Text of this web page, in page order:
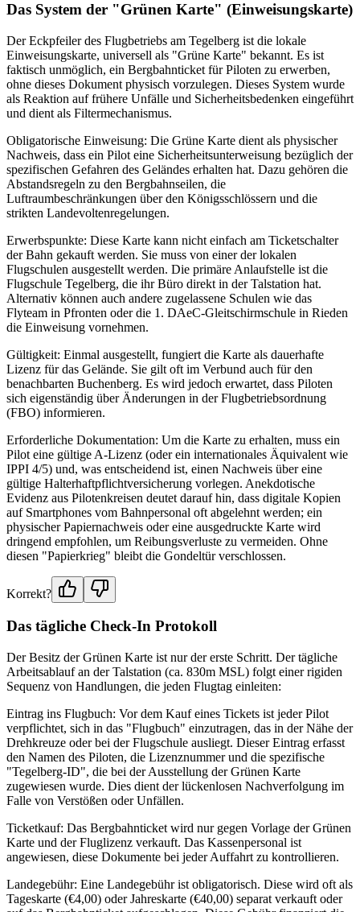
Das System der "Grünen Karte" (Einweisungskarte)
Der Eckpfeiler des Flugbetriebs am Tegelberg ist die lokale
Einweisungskarte, universell als "Grüne Karte" bekannt. Es ist
faktisch unmöglich, ein Bergbahnticket für Piloten zu erwerben,
ohne dieses Dokument physisch vorzulegen. Dieses System wurde
als Reaktion auf frühere Unfälle und Sicherheitsbedenken eingeführt
und dient als Filtermechanismus.
Obligatorische Einweisung: Die Grüne Karte dient als physischer
Nachweis, dass ein Pilot eine Sicherheitsunterweisung bezüglich der
spezifischen Gefahren des Geländes erhalten hat. Dazu gehören die
Abstandsregeln zu den Bergbahnseilen, die
Luftraumbeschränkungen über den Königsschlössern und die
strikten Landevoltenregelungen.
Erwerbspunkte: Diese Karte kann nicht einfach am Ticketschalter
der Bahn gekauft werden. Sie muss von einer der lokalen
Flugschulen ausgestellt werden. Die primäre Anlaufstelle ist die
Flugschule Tegelberg, die ihr Büro direkt in der Talstation hat.
Alternativ können auch andere zugelassene Schulen wie das
Flyteam in Pfronten oder die 1. DAeC-Gleitschirmschule in Rieden
die Einweisung vornehmen.
Gültigkeit: Einmal ausgestellt, fungiert die Karte als dauerhafte
Lizenz für das Gelände. Sie gilt oft im Verbund auch für den
benachbarten Buchenberg. Es wird jedoch erwartet, dass Piloten
sich eigenständig über Änderungen in der Flugbetriebsordnung
(FBO) informieren.
Erforderliche Dokumentation: Um die Karte zu erhalten, muss ein
Pilot eine gültige A-Lizenz (oder ein internationales Äquivalent wie
IPPI 4/5) und, was entscheidend ist, einen Nachweis über eine
gültige Halterhaftpflichtversicherung vorlegen. Anekdotische
Evidenz aus Pilotenkreisen deutet darauf hin, dass digitale Kopien
auf Smartphones vom Bahnpersonal oft abgelehnt werden; ein
physischer Papiernachweis oder eine ausgedruckte Karte wird
dringend empfohlen, um Reibungsverluste zu vermeiden. Ohne
diesen "Papierkrieg" bleibt die Gondeltür verschlossen.
Korrekt?
Das tägliche Check-In Protokoll
Der Besitz der Grünen Karte ist nur der erste Schritt. Der tägliche
Arbeitsablauf an der Talstation (ca. 830m MSL) folgt einer rigiden
Sequenz von Handlungen, die jeden Flugtag einleiten:
Eintrag ins Flugbuch: Vor dem Kauf eines Tickets ist jeder Pilot
verpflichtet, sich in das "Flugbuch" einzutragen, das in der Nähe der
Drehkreuze oder bei der Flugschule ausliegt. Dieser Eintrag erfasst
den Namen des Piloten, die Lizenznummer und die spezifische
"Tegelberg-ID", die bei der Ausstellung der Grünen Karte
zugewiesen wurde. Dies dient der lückenlosen Nachverfolgung im
Falle von Verstößen oder Unfällen.
Ticketkauf: Das Bergbahnticket wird nur gegen Vorlage der Grünen
Karte und der Fluglizenz verkauft. Das Kassenpersonal ist
angewiesen, diese Dokumente bei jeder Auffahrt zu kontrollieren.
Landegebühr: Eine Landegebühr ist obligatorisch. Diese wird oft als
Tageskarte (€4,00) oder Jahreskarte (€40,00) separat verkauft oder